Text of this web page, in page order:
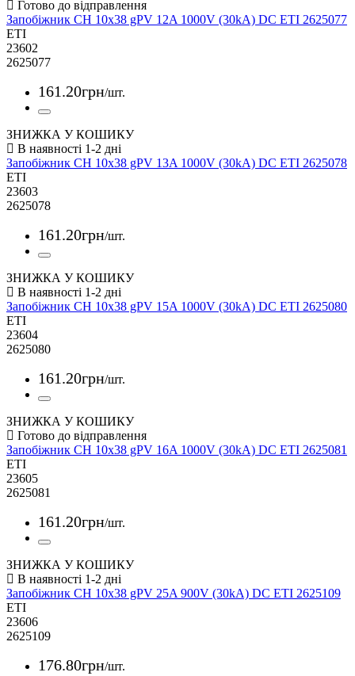
Запобіжник CH 10x38 gPV 12A 1000V (30kA) DC ETI 2625077
ETI
23602
2625077
161.20грн/шт.
ЗНИЖКА У КОШИКУ
Запобіжник CH 10x38 gPV 13A 1000V (30kA) DC ETI 2625078
ETI
23603
2625078
161.20грн/шт.
ЗНИЖКА У КОШИКУ
Запобіжник CH 10x38 gPV 15A 1000V (30kA) DC ETI 2625080
ETI
23604
2625080
161.20грн/шт.
ЗНИЖКА У КОШИКУ
Запобіжник CH 10x38 gPV 16A 1000V (30kA) DC ETI 2625081
ETI
23605
2625081
161.20грн/шт.
ЗНИЖКА У КОШИКУ
Запобіжник CH 10x38 gPV 25A 900V (30kA) DC ETI 2625109
ETI
23606
2625109
176.80грн/шт.